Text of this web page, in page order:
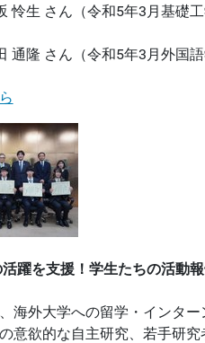
生 さん（令和5年3月基礎
隆 さん（令和5年3月外国
躍を支援！学生たちの活動
海外大学への留学・インター
意欲的な自主研究、若手研究